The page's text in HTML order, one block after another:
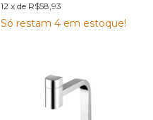
12 x de R$58,93
Só restam 4 em estoque!